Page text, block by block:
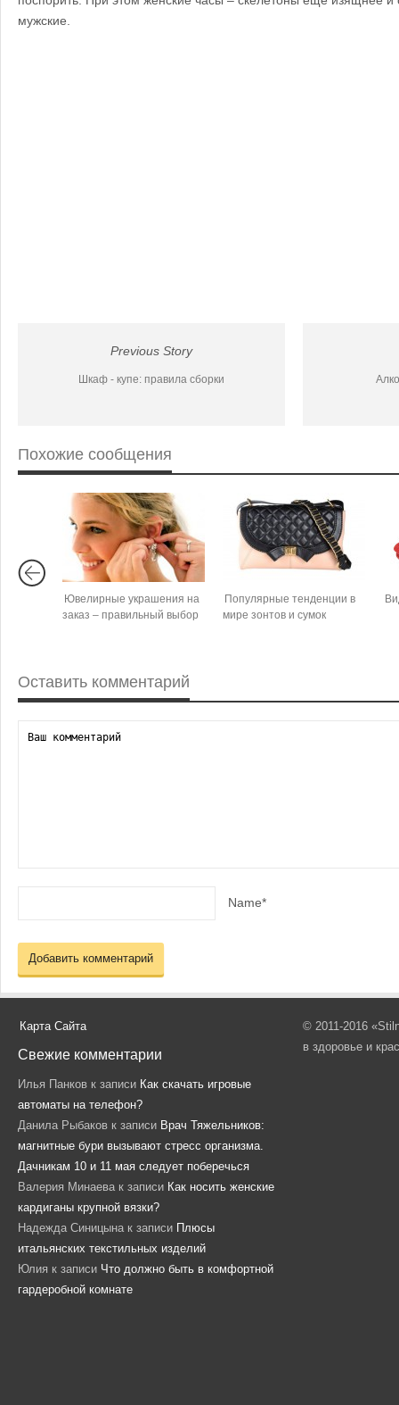
мужские.
Previous Story
Шкаф - купе: правила сборки
Похожие сообщения
Ювелирные украшения на
заказ – правильный выбор
Популярные тенденции в
мире зонтов и сумок
Оставить комментарий
Name*
Карта Сайта
Свежие комментарии
Илья Панков к записи Как скачать игровые
автоматы на телефон?
Данила Рыбаков к записи Врач Тяжельников:
магнитные бури вызывают стресс организма.
Дачникам 10 и 11 мая следует поберечься
Валерия Минаева к записи Как носить женские
кардиганы крупной вязки?
Надежда Синицына к записи Плюсы
итальянских текстильных изделий
Юлия к записи Что должно быть в комфортной
гардеробной комнате
© 2011-2016
в здоровье и